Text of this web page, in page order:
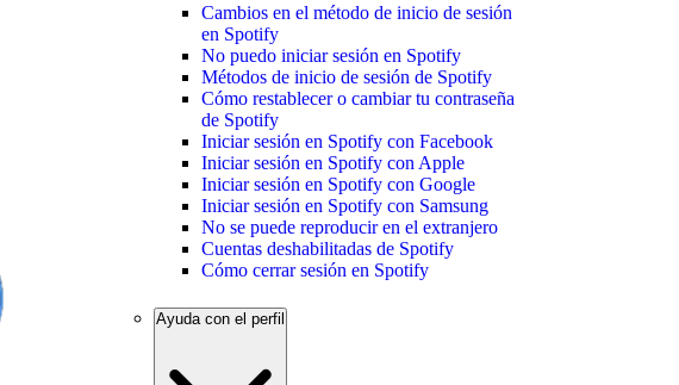
Cambios en el método de inicio de sesión
en Spotify
No puedo iniciar sesión en Spotify
Métodos de inicio de sesión de Spotify
Cómo restablecer o cambiar tu contraseña
de Spotify
Iniciar sesión en Spotify con Facebook
Iniciar sesión en Spotify con Apple
Iniciar sesión en Spotify con Google
Iniciar sesión en Spotify con Samsung
No se puede reproducir en el extranjero
Cuentas deshabilitadas de Spotify
Cómo cerrar sesión en Spotify
Ayuda con el perfil